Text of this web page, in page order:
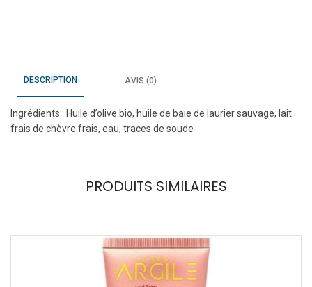
DESCRIPTION AVIS (0)
Ingrédients : Huile d’olive bio, huile de baie de laurier sauvage, lait
frais de chèvre frais, eau, traces de soude
PRODUITS SIMILAIRES